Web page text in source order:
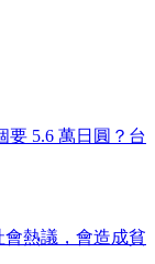
要 5.6 萬日圓？台
熱議，會造成貧